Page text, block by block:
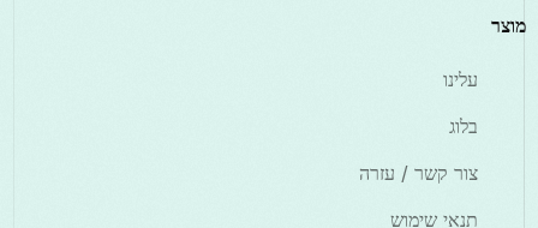
מוצר
עלינו
בלוג
צור קשר / עזרה
תנאי שימוש